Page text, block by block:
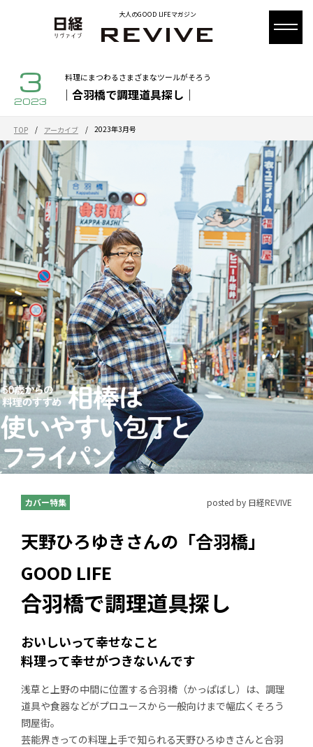
大人のGOOD LIFEマガジン
3
2023
料理にまつわるさまざまなツールがそろう
｜合羽橋で調理道具探し｜
TOP / アーカイブ / 2023年3月号
カバー特集 posted by 日経REVIVE
天野ひろゆきさんの「合羽橋」
GOOD LIFE
合羽橋で調理道具探し
おいしいって幸せなこと
料理って幸せがつきないんです
浅草と上野の中間に位置する合羽橋（かっぱばし）は、調理
道具や食器などがプロユースから一般向けまで幅広くそろう
問屋街。
芸能界きっての料理上手で知られる天野ひろゆきさんと合羽